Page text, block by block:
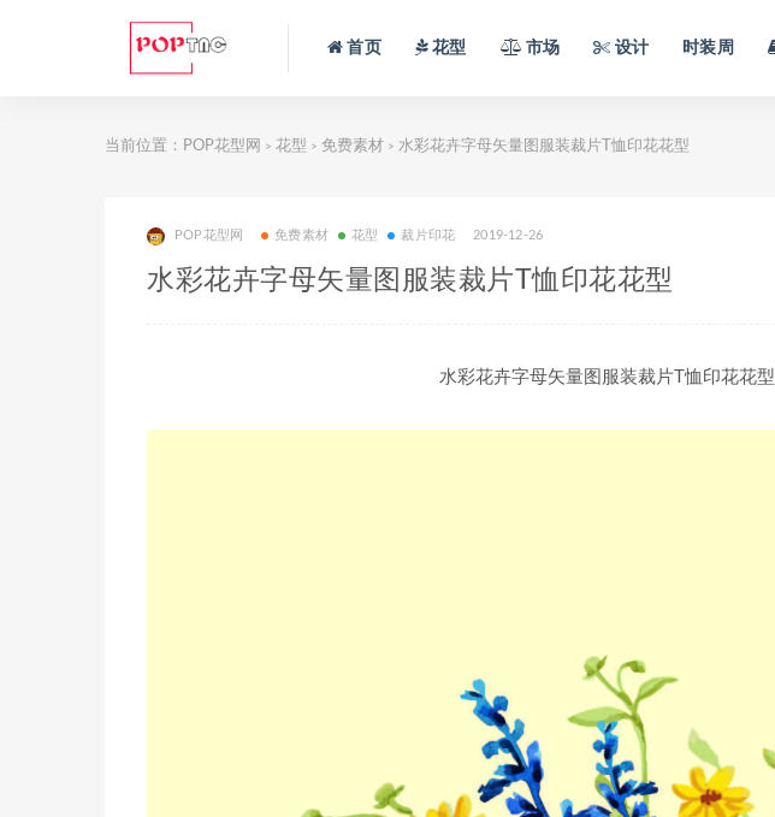
首页 花型 市场 设计 时装周
当前位置： POP花型网 > 花型 > 免费素材 > 水彩花卉字母矢量图服装裁片T恤印花花型
POP花型网 免费素材 花型 裁片印花 2019-12-26
水彩花卉字母矢量图服装裁片T恤印花花型
水彩花卉字母矢量图服装裁片T恤印花花型